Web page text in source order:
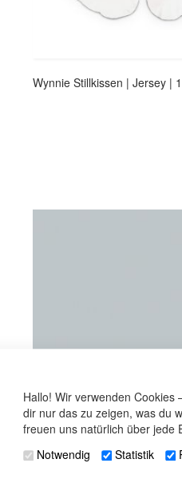
Hallo! Wir verwenden Cookies
dir nur das zu zeigen, was du
freuen uns natürlich über jede
Notwendig
Statistik
Wynnie Stillkissen | Jersey |
Bezug für das Wynnie |